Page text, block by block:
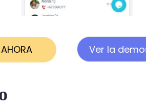
Ver la